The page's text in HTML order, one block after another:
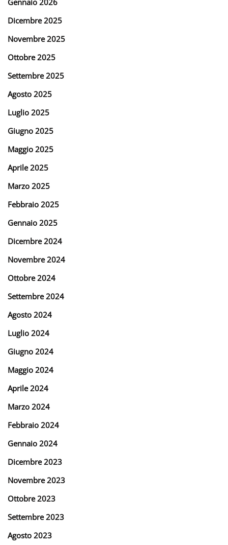
Dicembre 2025
Novembre 2025
Ottobre 2025
Settembre 2025
Agosto 2025
Luglio 2025
Giugno 2025
Maggio 2025
Aprile 2025
Marzo 2025
Febbraio 2025
Gennaio 2025
Dicembre 2024
Novembre 2024
Ottobre 2024
Settembre 2024
Agosto 2024
Luglio 2024
Giugno 2024
Maggio 2024
Aprile 2024
Marzo 2024
Febbraio 2024
Gennaio 2024
Dicembre 2023
Novembre 2023
Ottobre 2023
Settembre 2023
Agosto 2023